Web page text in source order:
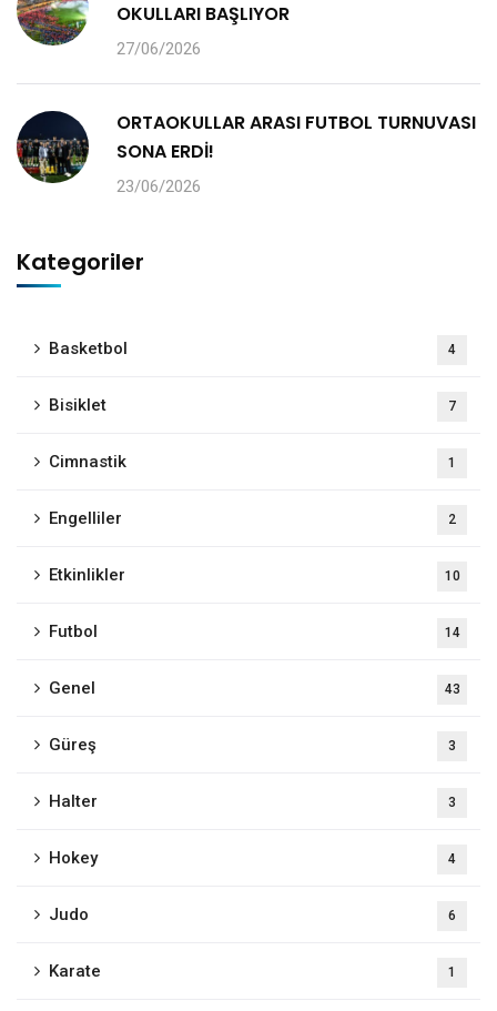
OKULLARI BAŞLIYOR
27/06/2026
ORTAOKULLAR ARASI FUTBOL TURNUVASI
SONA ERDİ!
23/06/2026
Kategoriler
Basketbol 4
Bisiklet 7
Cimnastik 1
Engelliler 2
Etkinlikler 10
Futbol 14
Genel 43
Güreş 3
Halter 3
Hokey 4
Judo 6
Karate 1